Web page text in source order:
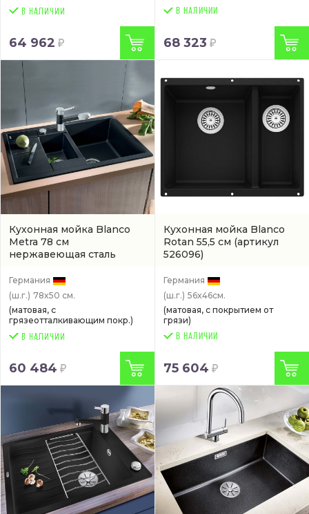
64 962
В НАЛИЧИИ
68 323
Кухонная мойка Blanco
Metra 78 см
нержавеющая сталь
Германия
(ш.г.) 78x50 см.
(матовая, с
грязеотталкивающим покр.)
60 484
Кухонная мойка Blanco
Rotan 55,5 см (артикул
526096)
Германия
(ш.г.) 56x46см.
(матовая, с покрытием от
грязи)
В НАЛИЧИИ
75 604